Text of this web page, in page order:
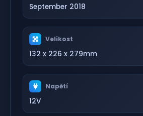
September 2018
Velikost
132 x 226 x 279mm
Napětí
12V